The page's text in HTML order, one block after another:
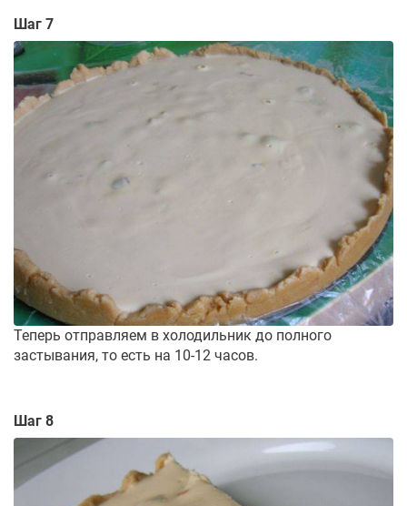
Шаг 7
Теперь отправляем в холодильник до полного
застывания, то есть на 10-12 часов.
Шаг 8